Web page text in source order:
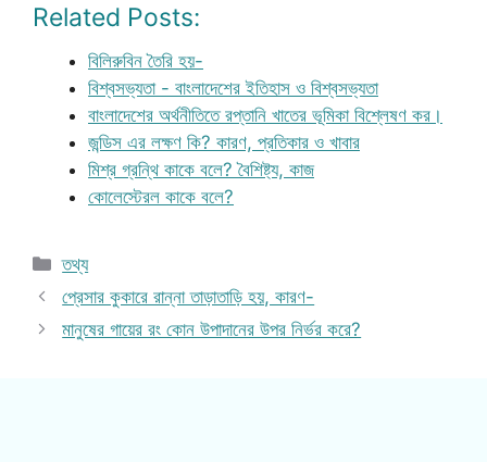
Related Posts:
বিলিরুবিন তৈরি হয়-
বিশ্বসভ্যতা - বাংলাদেশের ইতিহাস ও বিশ্বসভ্যতা
বাংলাদেশের অর্থনীতিতে রপ্তানি খাতের ভূমিকা বিশ্লেষণ কর।
জন্ডিস এর লক্ষণ কি? কারণ, প্রতিকার ও খাবার
মিশ্র গ্রন্থি কাকে বলে? বৈশিষ্ট্য, কাজ
কোলেস্টেরল কাকে বলে?
Categories
তথ্য
প্রেসার কুকারে রান্না তাড়াতাড়ি হয়, কারণ-
মানুষের গায়ের রং কোন উপাদানের উপর নির্ভর করে?